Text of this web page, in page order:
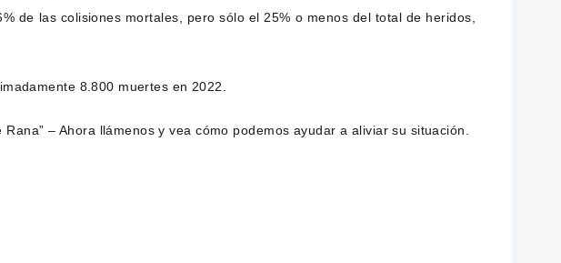
de las colisiones mortales, pero sólo el 25% o menos del total de heridos,
8.800 muertes en 2022.
– Ahora llámenos y vea cómo podemos ayudar a aliviar su situación.